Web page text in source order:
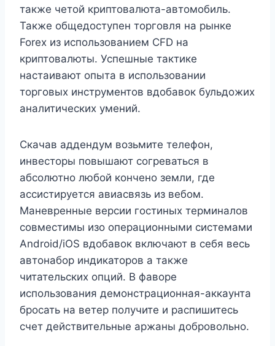
также четой криптовалюта-автомобиль.
Также общедоступен торговля на рынке
Forex из использованием CFD на
криптовалюты. Успешные тактике
настаивают опыта в использовании
торговых инструментов вдобавок бульдожих
аналитических умений.
Скачав аддендум возьмите телефон,
инвесторы повышают согреваться в
абсолютно любой кончено земли, где
ассистируется авиасвязь из вебом.
Маневренные версии гостиных терминалов
совместимы изо операционными системами
Android/iOS вдобавок включают в себя весь
автонабор индикаторов а также
читательских опций. В фаворе
использования демонстрационная-аккаунта
бросать на ветер получите и распишитесь
счет действительные аржаны добровольно.